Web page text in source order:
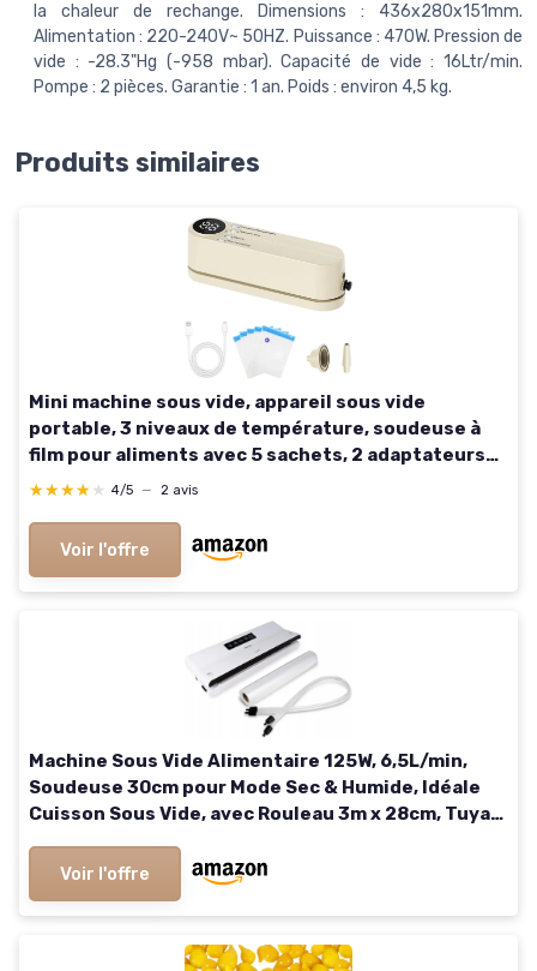
la chaleur de rechange. Dimensions : 436x280x151mm.
Alimentation : 220-240V~ 50HZ. Puissance : 470W. Pression de
vide : -28.3"Hg (-958 mbar). Capacité de vide : 16Ltr/min.
Pompe : 2 pièces. Garantie : 1 an. Poids : environ 4,5 kg.
Produits similaires
Mini machine sous vide, appareil sous vide
portable, 3 niveaux de température, soudeuse à
film pour aliments avec 5 sachets, 2 adaptateurs
de gonflage et 1 adaptateur d'aspiration d'air pour
★★★★★
★★★★★ 4/5 — 2 avis
Voir l'offre
Machine Sous Vide Alimentaire 125W, 6,5L/min,
Soudeuse 30cm pour Mode Sec & Humide, Idéale
Cuisson Sous Vide, avec Rouleau 3m x 28cm, Tuyau
Voir l'offre